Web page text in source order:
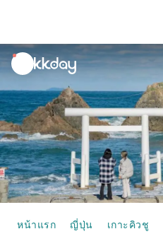
unread
notifications
หน้าแรก ญี่ปุ่น เกาะคิวชู